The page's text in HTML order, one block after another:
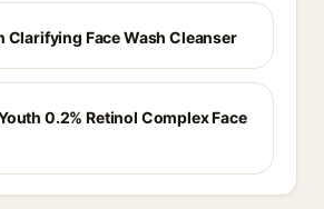
Clarifying Face Wash Cleanser
0.2% Retinol Complex Face